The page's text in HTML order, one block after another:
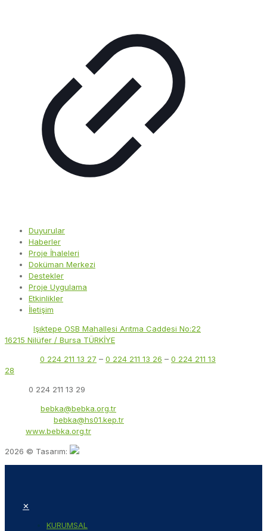
Duyurular
Haberler
Proje İhaleleri
Doküman Merkezi
Destekler
Proje Uygulama
Etkinlikler
İletişim
Işıktepe OSB Mahallesi Arıtma Caddesi No:22
16215 Nilüfer / Bursa TÜRKİYE
0 224 211 13 27 – 0 224 211 13 26 – 0 224 211 13
28
0 224 211 13 29
bebka@bebka.org.tr
bebka@hs01.kep.tr
www.bebka.org.tr
2026 © Tasarım:
✕
KURUMSAL